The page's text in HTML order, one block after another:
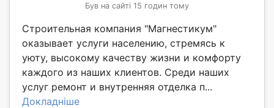
Був на сайті 15 годин тому
Строительная компания "Магнестикум"
оказывает услуги населению, стремясь к
уюту, высокому качеству жизни и комфорту
каждого из наших клиентов. Среди наших
услуг ремонт и внутренняя отделка п...
Докладніше